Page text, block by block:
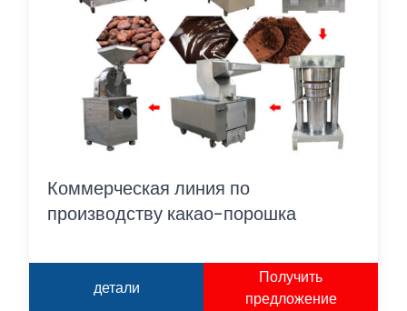
Коммерческая линия по
производству какао-порошка
детали
Получить
предложение